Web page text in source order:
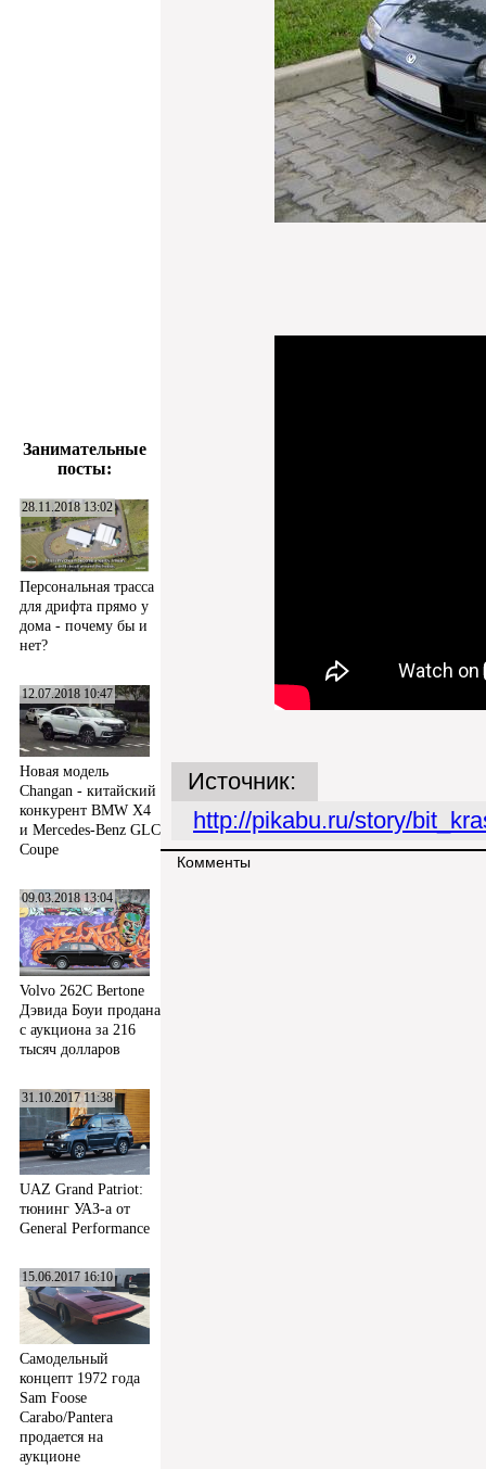
Занимательные
посты:
28.11.2018 13:02
Персональная трасса
для дрифта прямо у
дома - почему бы и
нет?
12.07.2018 10:47
Новая модель
Changan - китайский
конкурент BMW X4
и Mercedes-Benz GLC
Coupe
09.03.2018 13:04
Volvo 262C Bertone
Дэвида Боуи продана
с аукциона за 216
тысяч долларов
31.10.2017 11:38
UAZ Grand Patriot:
тюнинг УАЗ-а от
General Performance
15.06.2017 16:10
Самодельный
концепт 1972 года
Sam Foose
Carabo/Pantera
продается на
аукционе
Источник:
http://pikabu.ru/story/
Комменты